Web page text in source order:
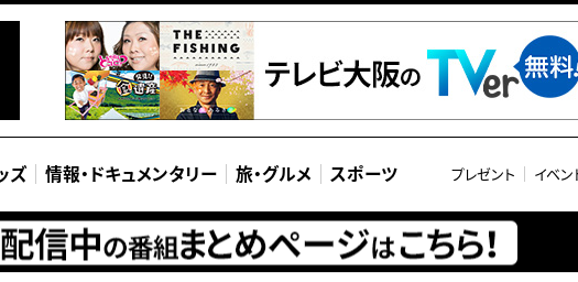
ズ 情報・ ドキュメンタリー 旅・グルメ スポーツ プレゼント イベン